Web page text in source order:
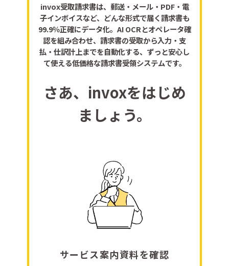
invox受取請求書は、郵送・メール・PDF・電
子インボイスなど、どんな形式で届く請求書も
99.9％正確にデータ化。AI OCRとオペレータ確
認を組み合わせ、請求書の受取から入力・支
払・仕訳計上までを自動化する、ずっと安心し
て使える低価格な請求書受領システムです。
さあ、invoxをはじめ
ましょう。
サービス案内資料を確認